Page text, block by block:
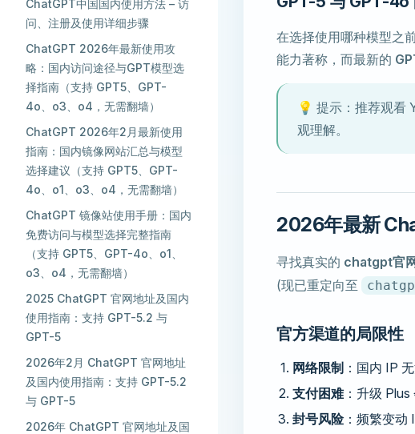
ChatGPT中国国内使用方法 – 访
问、注册及使用详细步骤
ChatGPT 2026年最新使用攻
略：国内访问途径与GPT模型选
择指南（支持 GPT5、GPT-
4o、o3、o4，无需翻墙）
ChatGPT 2026年2月最新使用
指南：国内镜像网站汇总与模型
选择建议（支持 GPT5、GPT-
4o、o1、o3、o4，无需翻墙）
ChatGPT 镜像站使用手册：国内
免费访问与模型选择完整指南
（支持 GPT5、GPT-4o、o1、
o3、o4，无需翻墙）
2025 ChatGPT 官网地址及国内
使用指南：支持 GPT-5.2 与
GPT-5
2026年2月 ChatGPT 官网地址
及国内使用指南：支持 GPT-5.2
与 GPT-5
2026年 ChatGPT 官网地址及国
在选择使用哪种模型之
能力著称，而最新的
💡 提示：推荐观看
观理解。
2026年最新
寻找真实的 chatgpt官
(现已重定向至
官方渠道的局限性
网络限制 ：国内 IP
支付困难：升级 Plus
封号风险：频繁变动